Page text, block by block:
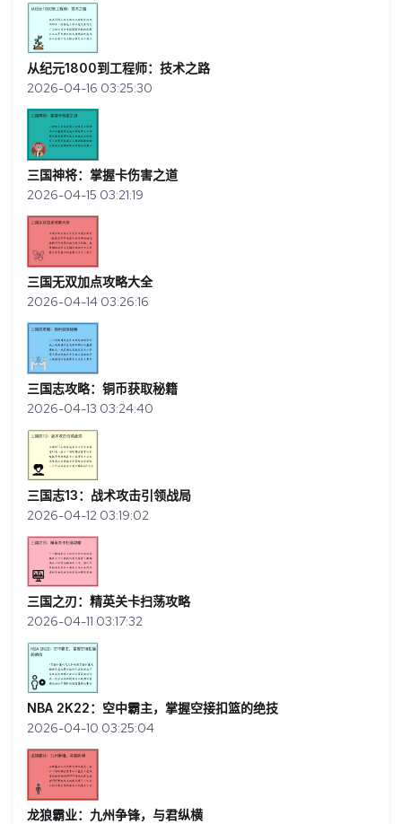
从纪元1800到工程师：技术之路
2026-04-16 03:25:30
三国神将：掌握卡伤害之道
2026-04-15 03:21:19
三国无双加点攻略大全
2026-04-14 03:26:16
三国志攻略：铜币获取秘籍
2026-04-13 03:24:40
三国志13：战术攻击引领战局
2026-04-12 03:19:02
三国之刃：精英关卡扫荡攻略
2026-04-11 03:17:32
NBA 2K22：空中霸主，掌握空接扣篮的绝技
2026-04-10 03:25:04
龙狼霸业：九州争锋，与君纵横